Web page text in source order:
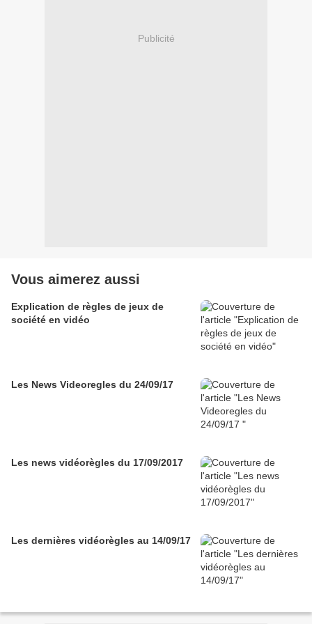
Publicité
Vous aimerez aussi
Explication de règles de jeux de
société en vidéo
Les News Videoregles du 24/09/17
Les news vidéorègles du 17/09/2017
Les dernières vidéorègles au 14/09/17